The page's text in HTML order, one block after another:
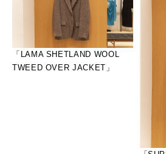
「LAMA SHETLAND WOOL
TWEED OVER JACKET」